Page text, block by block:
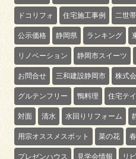
ドコリフォ 住宅施工事例 二世
公示価格 静岡県 ランキング
リノベーション 静岡市スイーツ
お問合せ 三和建設静岡市 株式
グルテンフリー 鴨料理 住宅テ
対面 清水 水回りリフォーム
用宗オススメスポット 菜の花 春
プレゼンハウス 見学会情報 リ